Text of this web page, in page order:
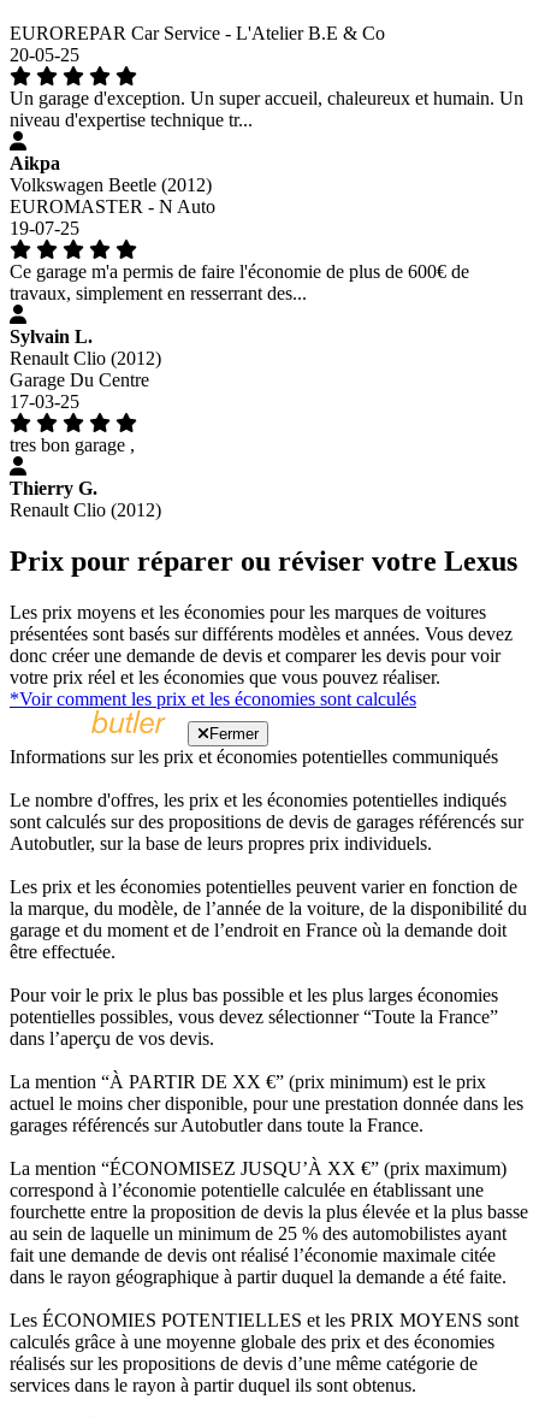
EUROREPAR Car Service - L'Atelier B.E & Co
20-05-25
Un garage d'exception. Un super accueil, chaleureux et humain. Un
niveau d'expertise technique tr...
Aikpa
Volkswagen Beetle (2012)
EUROMASTER - N Auto
19-07-25
Ce garage m'a permis de faire l'économie de plus de 600€ de
travaux, simplement en resserrant des...
Sylvain L.
Renault Clio (2012)
Garage Du Centre
17-03-25
tres bon garage ,
Thierry G.
Renault Clio (2012)
Prix pour réparer ou réviser votre Lexus
Les prix moyens et les économies pour les marques de voitures
présentées sont basés sur différents modèles et années. Vous devez
donc créer une demande de devis et comparer les devis pour voir
votre prix réel et les économies que vous pouvez réaliser.
*Voir comment les prix et les économies sont calculés
Fermer
Informations sur les prix et économies potentielles communiqués
Le nombre d'offres, les prix et les économies potentielles indiqués
sont calculés sur des propositions de devis de garages référencés sur
Autobutler, sur la base de leurs propres prix individuels.
Les prix et les économies potentielles peuvent varier en fonction de
la marque, du modèle, de l’année de la voiture, de la disponibilité du
garage et du moment et de l’endroit en France où la demande doit
être effectuée.
Pour voir le prix le plus bas possible et les plus larges économies
potentielles possibles, vous devez sélectionner “Toute la France”
dans l’aperçu de vos devis.
La mention “À PARTIR DE XX €” (prix minimum) est le prix
actuel le moins cher disponible, pour une prestation donnée dans les
garages référencés sur Autobutler dans toute la France.
La mention “ÉCONOMISEZ JUSQU’À XX €” (prix maximum)
correspond à l’économie potentielle calculée en établissant une
fourchette entre la proposition de devis la plus élevée et la plus basse
au sein de laquelle un minimum de 25 % des automobilistes ayant
fait une demande de devis ont réalisé l’économie maximale citée
dans le rayon géographique à partir duquel la demande a été faite.
Les ÉCONOMIES POTENTIELLES et les PRIX MOYENS sont
calculés grâce à une moyenne globale des prix et des économies
réalisés sur les propositions de devis d’une même catégorie de
services dans le rayon à partir duquel ils sont obtenus.